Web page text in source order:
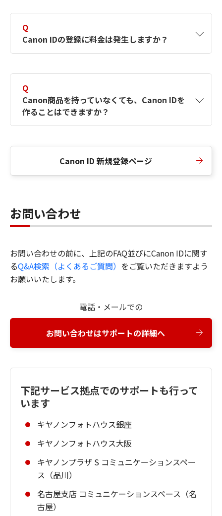
択したサービスから取得します。アカウントを
簡単に作成できるように、この情報を使用して
Canon IDの登録フォームを入力します。
Q
Canon IDの登録に料金は発生しますか？
Q
Canon商品を持っていなくても、Canon IDを
作ることはできますか？
Canon ID 新規登録ページ
お問い合わせ
お問い合わせの前に、上記のFAQ並びにCanon IDに関す
るQ&A検索（よくあるご質問） をご覧いただきますよう
お願いいたします。
電話・メールでの
お問い合わせはサポートの詳細へ
下記サービス拠点でのサポートも行って
います
キヤノンフォトハウス銀座
キヤノンフォトハウス大阪
キヤノンプラザ S コミュニケーションスペー
ス（品川）
名古屋支店 コミュニケーションスペース（名
古屋）